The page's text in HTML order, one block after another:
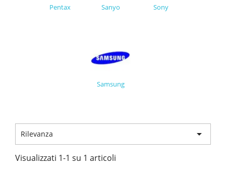
Pentax Sanyo Sony
Samsung
Rilevanza 
Visualizzati 1-1 su 1 articoli